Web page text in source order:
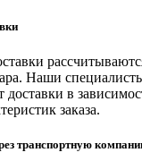
Наши
в
заказа.
транспортную